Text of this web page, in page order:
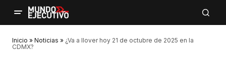
Inicio » Noticias » ¿Va a llover hoy 21 de octubre de 2025 en la
CDMX?